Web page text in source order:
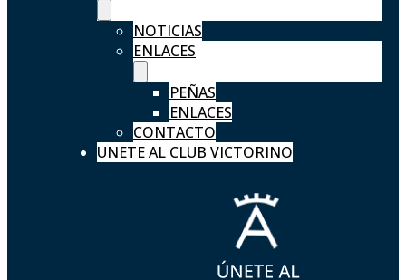
NOTICIAS
ENLACES
PEÑAS
ENLACES
CONTACTO
UNETE AL CLUB VICTORINO